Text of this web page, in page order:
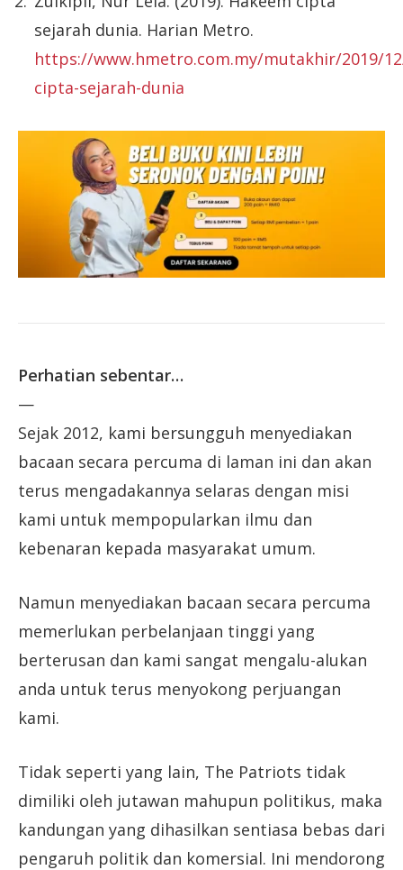
sejarah dunia. Harian Metro.
https://www.hmetro.com.my/mutakhir/2019/
cipta-sejarah-dunia
Perhatian sebentar…
—
Sejak 2012, kami bersungguh menyediakan
bacaan secara percuma di laman ini dan akan
terus mengadakannya selaras dengan misi
kami untuk mempopularkan ilmu dan
kebenaran kepada masyarakat umum.
Namun menyediakan bacaan secara percuma
memerlukan perbelanjaan tinggi yang
berterusan dan kami sangat mengalu-alukan
anda untuk terus menyokong perjuangan
kami.
Tidak seperti yang lain, The Patriots tidak
dimiliki oleh jutawan mahupun politikus, maka
kandungan yang dihasilkan sentiasa bebas dari
pengaruh politik dan komersial. Ini mendorong